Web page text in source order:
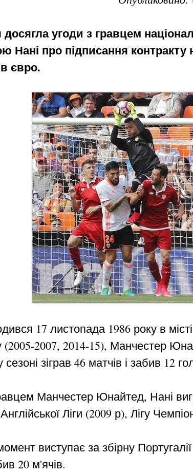
досягла угоди з гравцем
Нані про підписання
євро.
17 листопада 1986 року в
(2005-2007, 2014-15), Манчестер
зіграв 46 матчів і забив 12
Манчестер Юнайтед, Нані
Ліги (2009 р), Лігу
виступає за збірну
20 м'ячів.